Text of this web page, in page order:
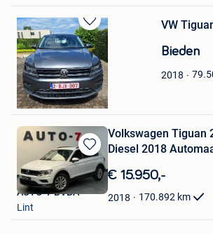
Bewaren
in
Mijn
Favorieten
VW
Bieden
2018
Hellen
Lebbeke
Bewaren
Mijn
Favorieten
Volkswagen Tiguan
Diesel 2018
€ 15.950,-
2018 170.892 km
AUTO-7 BVBA
Lint